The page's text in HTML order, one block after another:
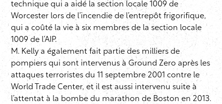
technique qui a aidé la section locale 1009 de
Worcester lors de l’incendie de l’entrepôt frigorifique,
qui a coûté la vie à six membres de la section locale
1009 de l’AIP.
M. Kelly a également fait partie des milliers de
pompiers qui sont intervenus à Ground Zero après les
attaques terroristes du 11 septembre 2001 contre le
World Trade Center, et il est aussi intervenu suite à
l’attentat à la bombe du marathon de Boston en 2013.